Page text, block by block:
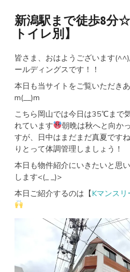
ス・
ト
駐
車
場
有
♬
新潟駅まで徒歩8分
トイレ別】
皆さま、おはようございます
ールディングスです！！
本日も当サイトをご覧いただき
m(__)m
こちら岡山では今日は35℃まで
れています
朝晩は秋へと向か
すが、日中はまだまだ真夏です
りとって体調管理しましょう！
本日も物件紹介にいきたいと思
します<(_ _)>
本日ご紹介するのは【Kマンスリ